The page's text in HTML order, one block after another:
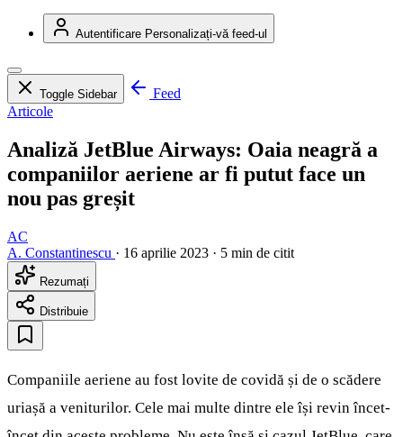
Autentificare Personalizați-vă feed-ul
Toggle Sidebar
Feed
Articole
Analiză JetBlue Airways: Oaia neagră a
companiilor aeriene ar fi putut face un
nou pas greșit
AC
A. Constantinescu · 16 aprilie 2023 · 5 min de citit
Rezumați
Distribuie
Companiile aeriene au fost lovite de covidă și de o scădere
uriașă a veniturilor. Cele mai multe dintre ele își revin încet-